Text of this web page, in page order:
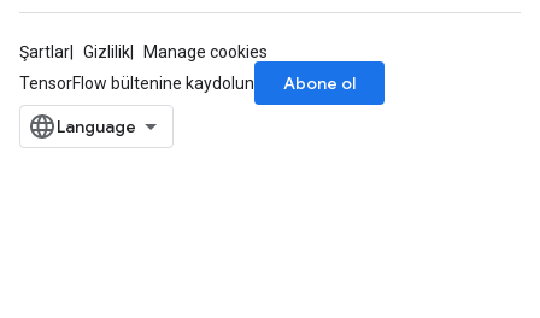
Şartlar Gizlilik
Manage cookies
TensorFlow bültenine kaydolun
Abone ol